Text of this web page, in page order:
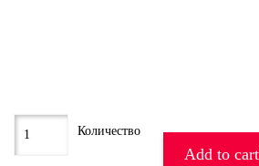
Add to cart